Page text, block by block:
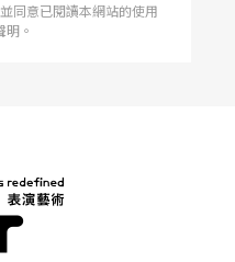
同意已閱讀本網站的使用
。